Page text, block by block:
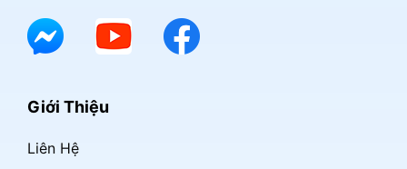
Giới Thiệu
Liên Hệ